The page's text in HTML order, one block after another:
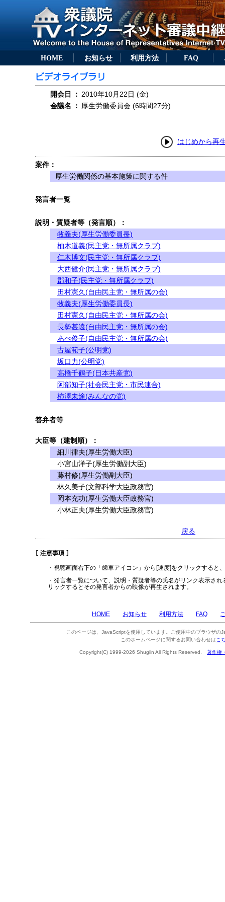
HOME お知らせ 利用方法 FAQ
開会日 ： 2010年10月22日 (金)
会議名
： 厚生労働委員会 (6時間27分)
はじめから再
案件：
厚生労働関係の基本施策に関する件
発言者一覧
説明・質疑者等（発言順）：
牧義夫(厚生労働委員長)
柚木道義(民主党・無所属クラブ)
仁木博文(民主党・無所属クラブ)
大西健介(民主党・無所属クラブ)
郡和子(民主党・無所属クラブ)
田村憲久(自由民主党・無所属の会)
牧義夫(厚生労働委員長)
田村憲久(自由民主党・無所属の会)
長勢甚遠(自由民主党・無所属の会)
あべ俊子(自由民主党・無所属の会)
古屋範子(公明党)
坂口力(公明党)
高橋千鶴子(日本共産党)
阿部知子(社会民主党・市民連合)
柿澤未途(みんなの党)
答弁者等
大臣等（建制順）：
細川律夫(厚生労働大臣)
小宮山洋子(厚生労働副大臣)
藤村修(厚生労働副大臣)
林久美子(文部科学大臣政務官)
岡本充功(厚生労働大臣政務官)
小林正夫(厚生労働大臣政務官)
戻る
・視聴画面右下の「歯車アイコン」から[速度]をクリックすると
・発言者一覧について、説明・質疑者等の氏名がリンク表示さ
リックするとその発言者からの映像が再生されます。
HOME お知らせ 利用方法 FAQ
このページは、JavaScriptを使用しています。ご使用中のブラウザの
このホームページに関するお問い合わせは こ
Copyright(C) 1999-2026 Shugiin All Rights Reserved. 著作権